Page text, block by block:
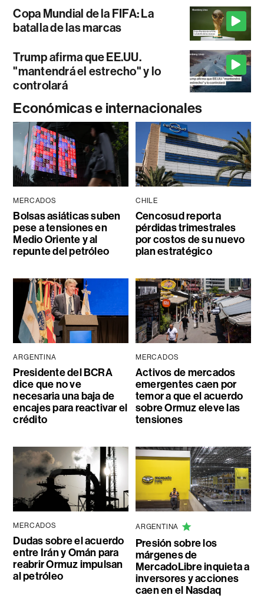
Copa Mundial de la FIFA: La
batalla de las marcas
Trump afirma que EE.UU.
"mantendrá el estrecho" y lo
controlará
Económicas e internacionales
MERCADOS
Bolsas asiáticas suben
pese a tensiones en
Medio Oriente y al
repunte del petróleo
CHILE
Cencosud reporta
pérdidas trimestrales
por costos de su nuevo
plan estratégico
ARGENTINA
Presidente del BCRA
dice que no ve
necesaria una baja de
encajes para reactivar el
crédito
MERCADOS
Activos de mercados
emergentes caen por
temor a que el acuerdo
sobre Ormuz eleve las
tensiones
MERCADOS
Dudas sobre el acuerdo
entre Irán y Omán para
reabrir Ormuz impulsan
al petróleo
ARGENTINA
Presión sobre los
márgenes de
MercadoLibre inquieta a
inversores y acciones
caen en el Nasdaq